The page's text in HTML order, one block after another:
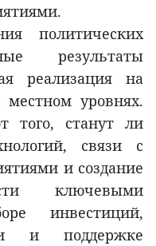
политических
результаты
реализация на
уровнях.
того, станут ли
связи с
и создание
ключевыми
инвестиций,
и поддержке